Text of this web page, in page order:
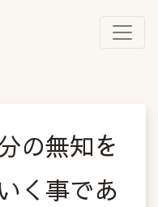
の無知を
く事であ